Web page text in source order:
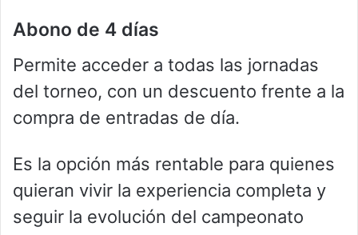
Abono de 4 días
Permite acceder a todas las jornadas
del torneo, con un descuento frente a la
compra de entradas de día.
Es la opción más rentable para quienes
quieran vivir la experiencia completa y
seguir la evolución del campeonato